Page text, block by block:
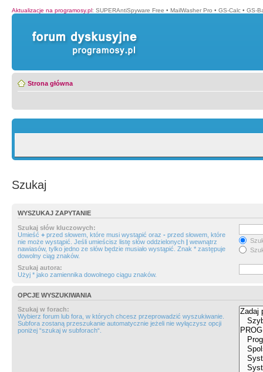
Aktualizacje na programosy.pl: SUPERAntiSpyware Free • MailWasher Pro • GS-Calc • GS-
Strona główna
Szukaj
WYSZUKAJ ZAPYTANIE
Szukaj słów kluczowych:
Umieść + przed słowem, które musi wystąpić oraz - przed słowem, które
nie może wystąpić. Jeśli umieścisz listę słów oddzielonych | wewnątrz
nawiasów, tylko jedno ze słów będzie musiało wystąpić. Znak * zastępuje
dowolny ciąg znaków.
Szukaj autora:
Użyj * jako zamiennika dowolnego ciągu znaków.
OPCJE WYSZUKIWANIA
Szukaj w forach:
Wybierz forum lub fora, w których chcesz przeprowadzić wyszukiwanie.
Subfora zostaną przeszukanie automatycznie jeżeli nie wyłączysz opcji
poniżej “szukaj w subforach“.